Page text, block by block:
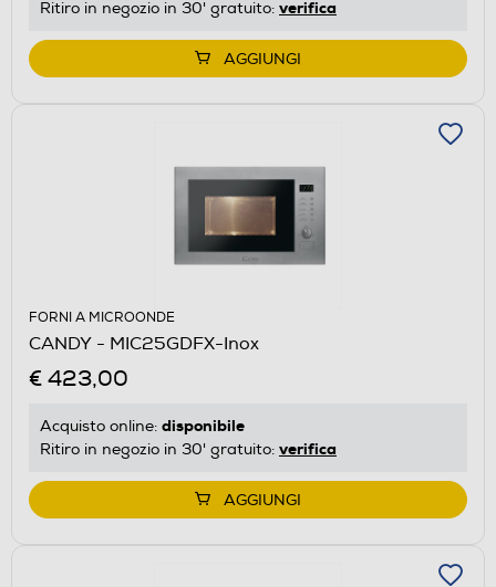
Ritiro in negozio in 30' gratuito: verifica
AGGIUNGI
FORNI A MICROONDE
CANDY - MIC25GDFX-Inox
€ 423,00
Acquisto online: disponibile
Ritiro in negozio in 30' gratuito: verifica
AGGIUNGI